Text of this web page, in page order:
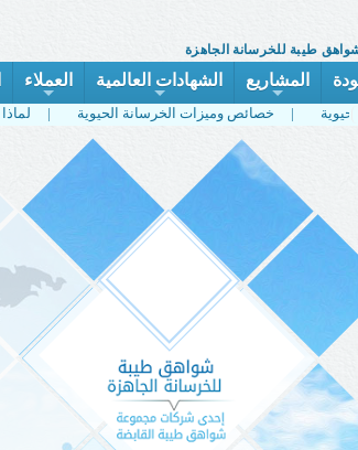
طيبة للخرسانة الجاهزة
+
العملاء
+
الشهادات العالمية المشاريع
لماذا تعتبر خصائص وميزات الخرسانة الحيوية |